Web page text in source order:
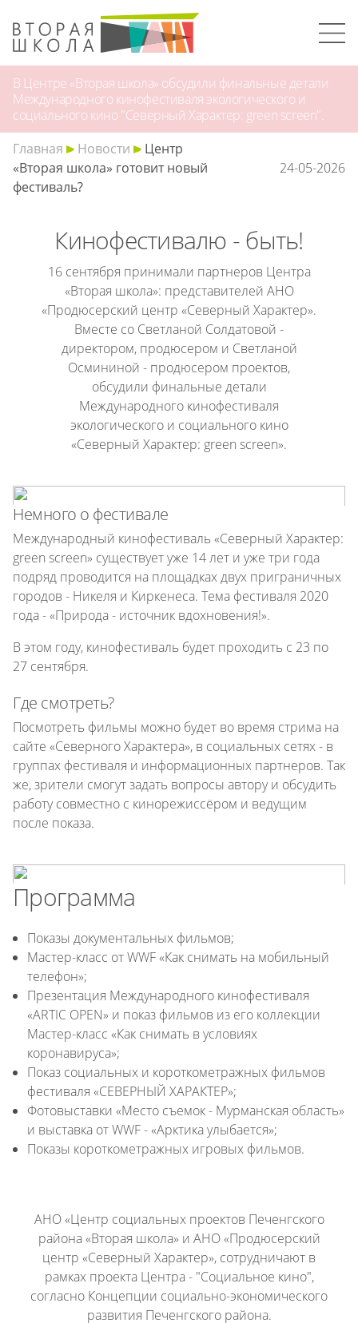
В Центре «Вторая школа» обсудили финальные детали
Международного кинофестиваля экологического и
социального кино "Северный Характер: green screen".
Главная
Новости
Центр
«Вторая школа» готовит новый
фестиваль?
24-05-2026
Кинофестивалю - быть!
16 сентября принимали партнеров Центра
«Вторая школа»: представителей АНО
«Продюсерский центр «Северный Характер».
Вместе со Светланой Солдатовой -
директором, продюсером и Светланой
Осмининой - продюсером проектов,
обсудили финальные детали
Международного кинофестиваля
экологического и социального кино
«Северный Характер: green screen».
Немного о фестивале
Международный кинофестиваль «Северный Xарактер:
green screen» существует уже 14 лет и уже три года
подряд проводится на площадках двух приграничных
городов - Никеля и Киркенеса. Тема фестиваля 2020
года - «Природа - источник вдохновения!».
В этом году, кинофестиваль будет проходить с 23 по
27 сентября.
Где смотреть?
Посмотреть фильмы можно будет во время стрима на
сайте «Северного Характера», в социальных сетях - в
группах фестиваля и информационных партнеров. Так
же, зрители смогут задать вопросы автору и обсудить
работу совместно с кинорежиссёром и ведущим
после показа.
Программа
Показы документальных фильмов;
Мастер-класс от WWF «Как снимать на мобильный
телефон»;
Презентация Международного кинофестиваля
«ARTIC OPEN» и показ фильмов из его коллекции
Мастер-класс «Как снимать в условиях
коронавируса»;
Показ социальных и короткометражных фильмов
фестиваля «СЕВЕРНЫЙ ХАРАКТЕР»;
Фотовыставки «Место съемок - Мурманская область»
и выставка от WWF - «Арктика улыбается»;
Показы короткометражных игровых фильмов.
АНО «Центр социальных проектов Печенгского
района «Вторая школа» и АНО «Продюсерский
центр «Северный Характер», сотрудничают в
рамках проекта Центра - "Социальное кино",
согласно Концепции социально-экономического
развития Печенгского района.